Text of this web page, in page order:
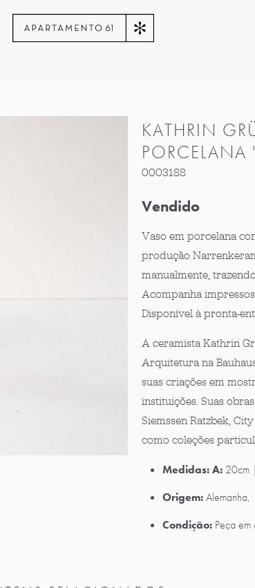
KATHRIN
PORCELANA
0003188
Vendido
Vaso em porcelana
produção
manualmente,
Acompanha
Disponível à pronta-
A ceramista Kathrin
Arquitetura na
suas criações em
instituições. Suas
Siemssen Ratzbek,
como coleções
Medidas:A: 20cm |
Origem:
Condição: Peça em